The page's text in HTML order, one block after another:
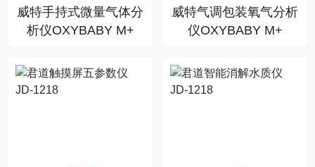
威特手持式微量气体分
析仪OXYBABY M+
威特气调包装氧气分析
仪OXYBABY M+